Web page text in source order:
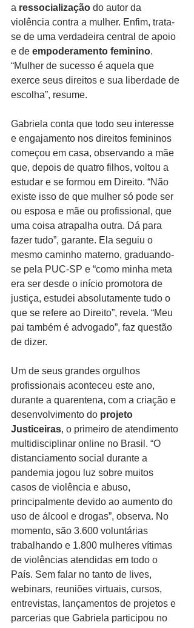
a ressocialização do autor da
violência contra a mulher. Enfim, trata-
se de uma verdadeira central de apoio
e de empoderamento feminino.
“Mulher de sucesso é aquela que
exerce seus direitos e sua liberdade de
escolha”, resume.
Gabriela conta que todo seu interesse
e engajamento nos direitos femininos
começou em casa, observando a mãe
que, depois de quatro filhos, voltou a
estudar e se formou em Direito. “Não
existe isso de que mulher só pode ser
ou esposa e mãe ou profissional, que
uma coisa atrapalha outra. Dá para
fazer tudo”, garante. Ela seguiu o
mesmo caminho materno, graduando-
se pela PUC-SP e “como minha meta
era ser desde o início promotora de
justiça, estudei absolutamente tudo o
que se refere ao Direito”, revela. “Meu
pai também é advogado”, faz questão
de dizer.
Um de seus grandes orgulhos
profissionais aconteceu este ano,
durante a quarentena, com a criação e
desenvolvimento do projeto
Justiceiras, o primeiro de atendimento
multidisciplinar online no Brasil. “O
distanciamento social durante a
pandemia jogou luz sobre muitos
casos de violência e abuso,
principalmente devido ao aumento do
uso de álcool e drogas”, observa. No
momento, são 3.600 voluntárias
trabalhando e 1.800 mulheres vítimas
de violências atendidas em todo o
País. Sem falar no tanto de lives,
webinars, reuniões virtuais, cursos,
entrevistas, lançamentos de projetos e
parcerias que Gabriela participou no